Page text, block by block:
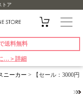
トア
送料無料
…＞詳細
ニーカー > 【セール：3000円